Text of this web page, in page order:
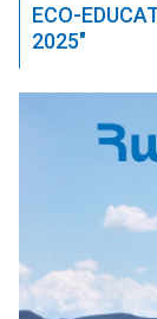
ECO-
2025"